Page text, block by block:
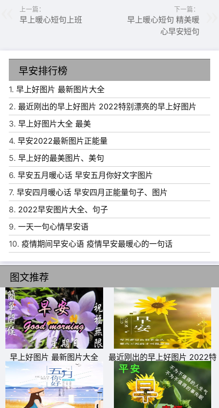
6、爱，或者被爱，都不如相爱。
7、你站在镜子前，复制出柔美的你。我站在你身后，镜中
粘贴着我的绵绵情意。我的心如玻璃，对你透明，触手可
及。即使碎了一地，每一片写的都是：我爱你!
8、没有风浪，就显示不出帆的威力;没有曲折，就无法品位
人生的乐趣;愿你在风浪中奋勇挺进，在崎岖的小路上努力
攀登。
9、在某一时间，想念一段时光的掌纹;躲在某一地点，想念
一个让我牵挂的人。
10、你是一首小诗，眼睛是浪漫的星光，每一次闪烁都是经
典，你是一首小诗，微笑是温暖的情节，每一次绽放都有芳
香，你是一首小诗，每一次默念，都迷醉我心。
上一篇：
早上暖心短句上班
下一篇：
早上暖心短句 精美暖
心早安短句
早安排行榜
1. 早上好图片 最新图片大全
2. 最近刚出的早上好图片 2022特别漂亮的早上好图片
3. 早上好图片大全 最美
4. 早安2022最新图片正能量
5. 早上好的最美图片、美句
6. 早安五月暖心话 早安五月你好文字图片
7. 早安四月暖心话 早安四月正能量句子、图片
8. 2022早安图片大全、句子
9. 一天一句心情早安语
10. 疫情期间早安心语 疫情早安最暖心的一句话
图文推荐
早上好图片 最新图片大全
最近刚出的早上好图片 2022特
别漂亮的早上好图片